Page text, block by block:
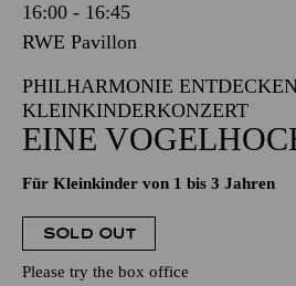
16:00 - 16:45
RWE Pavillon
PHILHARMONIE ENTDECKEN
KLEINKINDERKONZERT
EINE
Für Kleinkinder von 1 bis 3 Jahren
SOLD OUT
Please try the box office